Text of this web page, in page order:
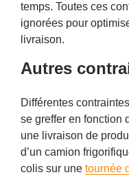
temps. Toutes ces
ignorées pour
livraison.
Autres
Différentes
se greffer en fonction
une livraison de
d’un camion
colis sur une tournée